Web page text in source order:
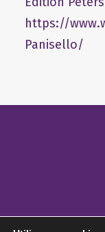
https://
Panisello/